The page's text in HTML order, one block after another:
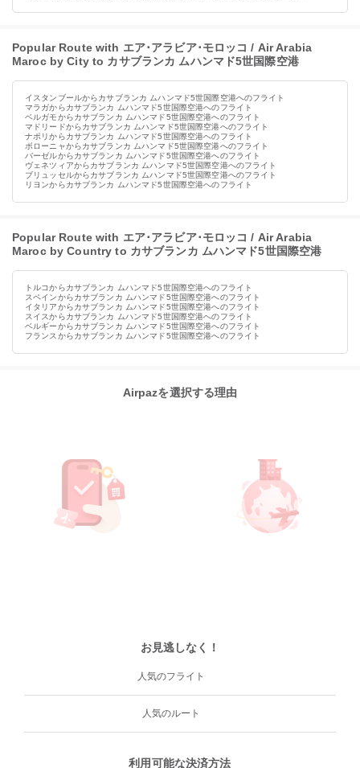
Popular Route with エア･アラビア･モロッコ / Air Arabia
Maroc by City to カサブランカ ムハンマド5世国際空港
イスタンブールからカサブランカ ムハンマド5世国際空港へのフライト
マラガからカサブランカ ムハンマド5世国際空港へのフライト
ベルガモからカサブランカ ムハンマド5世国際空港へのフライト
マドリードからカサブランカ ムハンマド5世国際空港へのフライト
ナポリからカサブランカ ムハンマド5世国際空港へのフライト
ボローニャからカサブランカ ムハンマド5世国際空港へのフライト
バーゼルからカサブランカ ムハンマド5世国際空港へのフライト
ヴェネツィアからカサブランカ ムハンマド5世国際空港へのフライト
ブリュッセルからカサブランカ ムハンマド5世国際空港へのフライト
リヨンからカサブランカ ムハンマド5世国際空港へのフライト
Popular Route with エア･アラビア･モロッコ / Air Arabia
Maroc by Country to カサブランカ ムハンマド5世国際空港
トルコからカサブランカ ムハンマド5世国際空港へのフライト
スペインからカサブランカ ムハンマド5世国際空港へのフライト
イタリアからカサブランカ ムハンマド5世国際空港へのフライト
スイスからカサブランカ ムハンマド5世国際空港へのフライト
ベルギーからカサブランカ ムハンマド5世国際空港へのフライト
フランスからカサブランカ ムハンマド5世国際空港へのフライト
Airpazを選択する理由
お見逃しなく！
人気のフライト
人気のルート
利用可能な決済方法